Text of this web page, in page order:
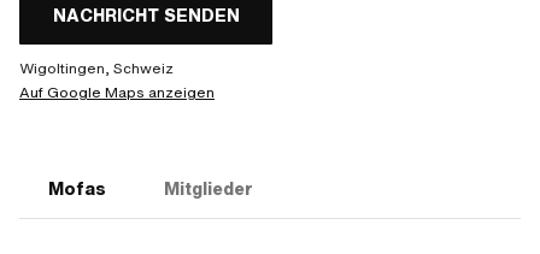
NACHRICHT SENDEN
Wigoltingen, Schweiz
Auf Google Maps anzeigen
Mofas Mitglieder